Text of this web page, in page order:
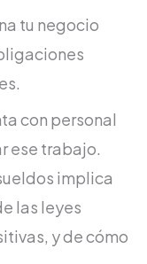
tu negocio
con personal
ese trabajo.
implica
las leyes
y de cómo